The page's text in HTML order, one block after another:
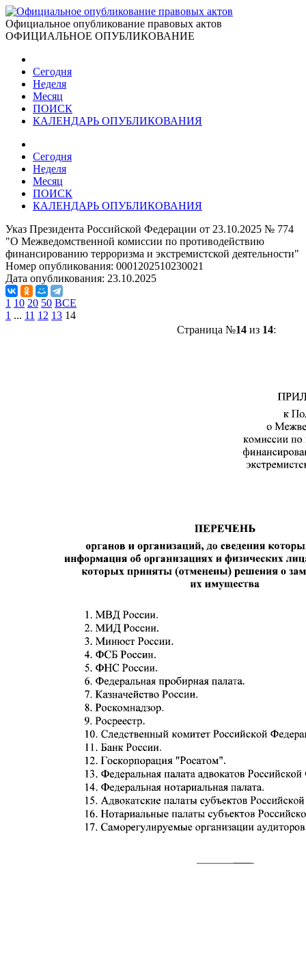
Официальное опубликование правовых актов
ОФИЦИАЛЬНОЕ ОПУБЛИКОВАНИЕ
Сегодня
Неделя
Месяц
ПОИСК
КАЛЕНДАРЬ ОПУБЛИКОВАНИЯ
Сегодня
Неделя
Месяц
ПОИСК
КАЛЕНДАРЬ ОПУБЛИКОВАНИЯ
Указ Президента Российской Федерации от 23.10.2025 № 774
"О Межведомственной комиссии по противодействию
финансированию терроризма и экстремистской деятельности"
Номер опубликования: 0001202510230021
Дата опубликования: 23.10.2025
1 10 20 50 ВСЕ
1 ... 11 12 13 14
Страница №14из 14: